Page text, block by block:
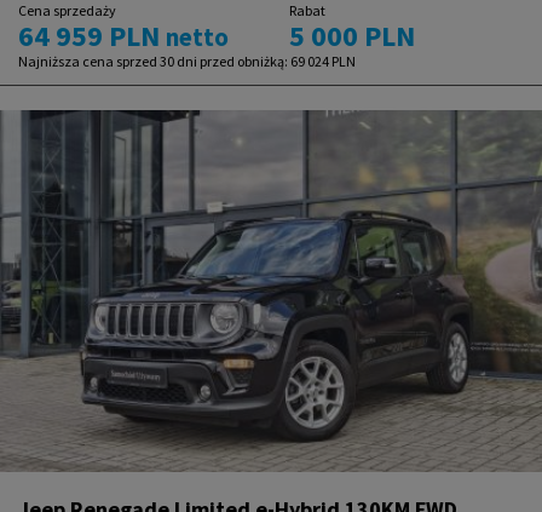
Cena sprzedaży
64 959 PLN netto
Rabat
5 000 PLN
Najniższa cena sprzed 30 dni przed obniżką: 69 024 PLN